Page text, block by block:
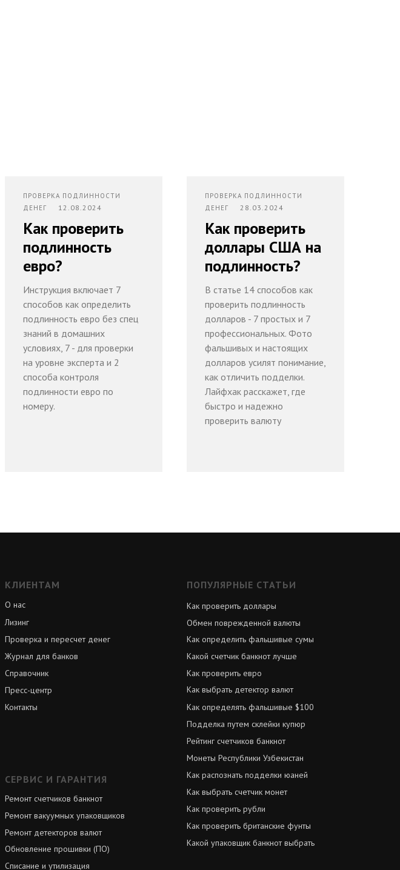
ПРОВЕРКА ПОДЛИННОСТИ
ДЕНЕГ
12.08.2024
Как проверить
подлинность
евро?
Инструкция включает 7
способов как определить
подлинность евро без спец
знаний в домашних
условиях, 7 - для проверки
на уровне эксперта и 2
способа контроля
подлинности евро по
номеру.
ПРОВЕРКА ПОДЛИННОСТИ
ДЕНЕГ
28.03.2024
Как проверить
доллары США на
подлинность?
В статье 14 способов как
проверить подлинность
долларов - 7 простых и 7
профессиональных. Фото
фальшивых и настоящих
долларов усилят понимание,
как отличить подделки.
Лайфхак расскажет, где
быстро и надежно
проверить валюту
КЛИЕНТАМ
О нас
ПОПУЛЯРНЫЕ СТАТЬИ
Как проверить доллары
СЕРВИС И ГАРАНТИЯ
Лизинг
Ремонт счетчиков банкнот
Журнал для банков
Справочник
Пресс-центр
Обмен поврежденной валюты
Как определить фальшивые сумы
Какой счетчик банкнот лучше
Как проверить евро
Как выбрать детектор валют
Как определять фальшивые $100
Подделка путем склейки купюр
Рейтинг счетчиков банкнот
Монеты Республики Узбекистан
Как распознать подделки юаней
Как выбрать счетчик монет
Как проверить рубли
Контакты
Ремонт вакуумных упаковщиков
Ремонт детекторов валют
Обновление прошивки (ПО)
Списание и утилизация
Проверка и пересчет денег
Как проверить британские фунты
Какой упаковщик банкнот выбрать